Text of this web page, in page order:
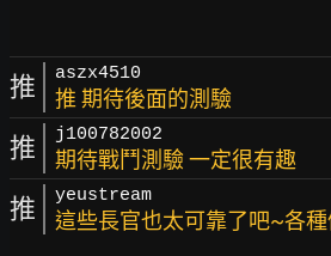
推 aszx4510
推 期待後面的測驗
推 j100782002
期待戰鬥測驗 一定很有趣
推 yeustream
這些長官也太可靠了吧~各